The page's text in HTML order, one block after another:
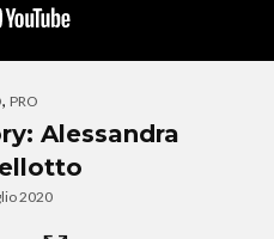
, PRO
Alessandra
2020